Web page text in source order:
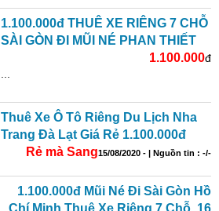
1.100.000đ THUÊ XE RIÊNG 7 CHỖ
SÀI GÒN ĐI MŨI NÉ PHAN THIẾT
1.100.000đ
Thuê Xe Ô Tô Riêng Du Lịch Nha
Trang Đà Lạt Giá Rẻ 1.100.000đ
Rẻ mà Sang15/08/2020 - | Nguồn tin : -/-
1.100.000đ Mũi Né Đi Sài Gòn Hồ
Chí Minh Thuê Xe Riêng 7 Chỗ, 16